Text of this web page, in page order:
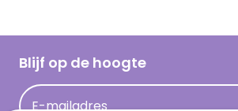
Hallmark Kaartclub
Acties
Cadeau inspiratie
Kaartinspiratie
Blijf op de hoogte
E-mailadres